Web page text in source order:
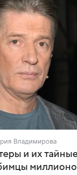
Владимирова
и их